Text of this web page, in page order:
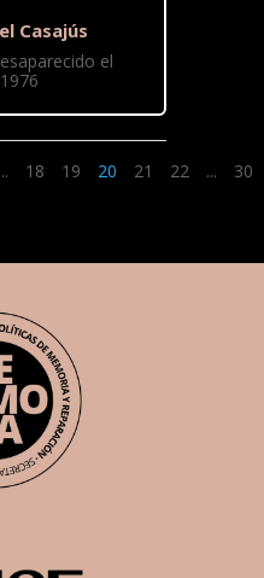
Casajús
el
... 18 19 20 21 22 ... 30